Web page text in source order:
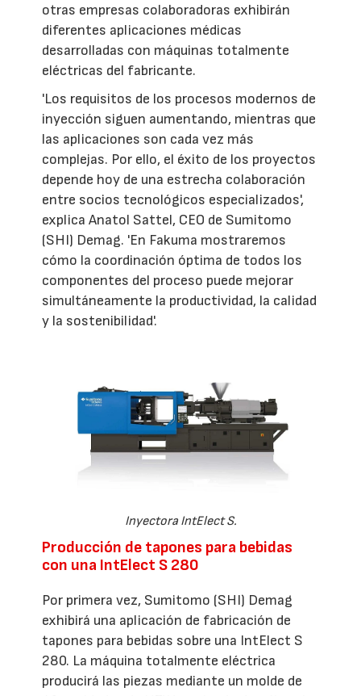
otras empresas colaboradoras exhibirán
diferentes aplicaciones médicas
desarrolladas con máquinas totalmente
eléctricas del fabricante.
'Los requisitos de los procesos modernos de
inyección siguen aumentando, mientras que
las aplicaciones son cada vez más
complejas. Por ello, el éxito de los proyectos
depende hoy de una estrecha colaboración
entre socios tecnológicos especializados',
explica Anatol Sattel, CEO de Sumitomo
(SHI) Demag. 'En Fakuma mostraremos
cómo la coordinación óptima de todos los
componentes del proceso puede mejorar
simultáneamente la productividad, la calidad
y la sostenibilidad'.
Inyectora IntElect S.
Producción de tapones para bebidas
con una IntElect S 280
Por primera vez, Sumitomo (SHI) Demag
exhibirá una aplicación de fabricación de
tapones para bebidas sobre una IntElect S
280. La máquina totalmente eléctrica
producirá las piezas mediante un molde de